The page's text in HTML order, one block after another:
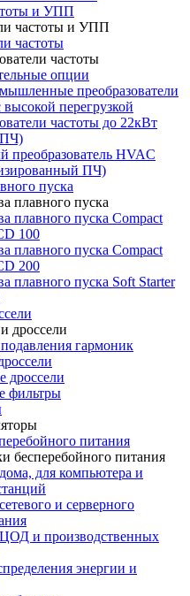
и УПП
частоты и УПП
частоты
частоты
опции
преобразователи
высокой перегрузкой
частоты до 22кВт
ПЧ)
преобразователь HVAC
ПЧ)
пуска
плавного пуска
плавного пуска Compact
100
плавного пуска Compact
200
плавного пуска Soft Starter
дроссели
гармоник
дроссели
фильтры
питания
бесперебойного питания
для компьютера и
и серверного
и производственных
энергии и